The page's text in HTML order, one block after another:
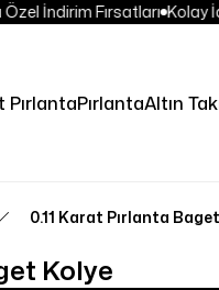
İndirim Fırsatları Kolay
PırlantaPırlantaAltın
0.11 Karat Pırlanta
Kolye